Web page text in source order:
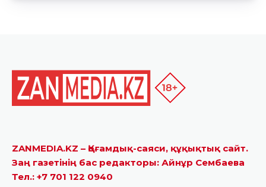
ZANMEDIA.KZ – Қоғамдық-саяси, құқықтық сайт.
Заң газетінің бас редакторы: Айнұр Сембаева
Тел.: +7 701 122 0940